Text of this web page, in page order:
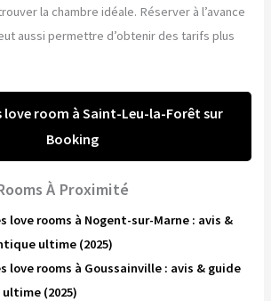
la chambre idéale. Réserver à l’avance
aussi permettre d’obtenir des tarifs plus
love room à Saint-Leu-la-Forêt sur
Booking
À Proximité
love rooms à Nogent-sur-Marne : avis &
ultime (2025)
love rooms à Goussainville : avis & guide
(2025)